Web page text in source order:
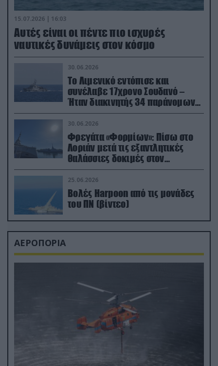
15.07.2026 | 16:03
Aυτές είναι οι πέντε πιο ισχυρές
ναυτικές δυνάμεις στον κόσμο
30.06.2026
Το Λιμενικό εντόπισε και
συνέλαβε 17χρονο Σουδανό –
Ήταν διακινητής 34 παράνομων
μεταναστών
30.06.2026
Φρεγάτα «Φορμίων»: Πίσω στο
Λοριάν μετά τις εξαντλητικές
θαλάσσιες δοκιμές στον
απαιτητικό Βισκαϊκό
25.06.2026
Βολές Harpoon από τις μονάδες
του ΠΝ (βίντεο)
ΑΕΡΟΠΟΡΙΑ